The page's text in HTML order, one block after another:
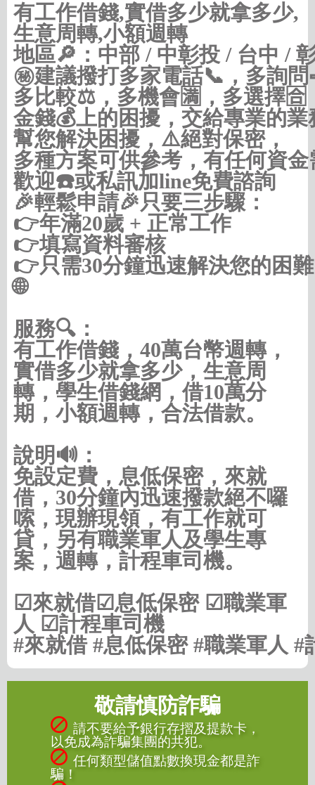
有工作借錢,實借多少就拿多少,
生意周轉,小額週轉
地區🔎：中部 / 中彰投 / 台中 /
㊙建議撥打多家電話📞，多詢問
多比較⚖，多機會🈵，多選擇🈴
金錢💰上的困擾，交給專業的業
幫您解決困擾，⚠️絕對保密，
多種方案可供參考，有任何資金
歡迎☎️或私訊加line免費諮詢
🎉輕鬆申請🎉只要三步驟：
👉年滿20歲 + 正常工作
👉填寫資料審核
👉只需30分鐘迅速解決您的困難
🌐
服務🔍：
有工作借錢，40萬台幣週轉，
實借多少就拿多少，生意周
轉，學生借錢網，借10萬分
期，小額週轉，合法借款。
說明🔊：
免設定費，息低保密，來就
借，30分鐘內迅速撥款絕不囉
嗦，現辦現領，有工作就可
貸，另有職業軍人及學生專
案，週轉，計程車司機。
☑來就借☑息低保密 ☑職業軍
人 ☑計程車司機
#來就借 #息低保密 #職業軍人
敬請慎防詐騙
請不要給予銀行存摺及提款卡，
以免成為詐騙集團的共犯。
任何類型儲值點數換現金都是詐
騙！